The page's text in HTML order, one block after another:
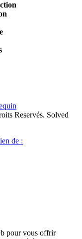
Reservés. Solved
de :
pour vous offrir